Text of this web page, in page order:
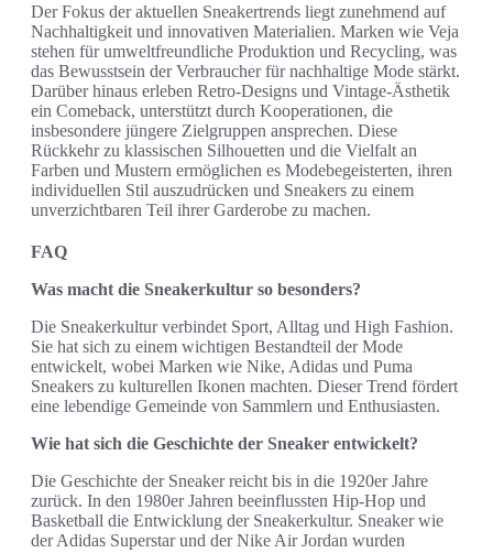
Der Fokus der aktuellen Sneakertrends liegt zunehmend auf
Nachhaltigkeit und innovativen Materialien. Marken wie Veja
stehen für umweltfreundliche Produktion und Recycling, was
das Bewusstsein der Verbraucher für nachhaltige Mode stärkt.
Darüber hinaus erleben Retro-Designs und Vintage-Ästhetik
ein Comeback, unterstützt durch Kooperationen, die
insbesondere jüngere Zielgruppen ansprechen. Diese
Rückkehr zu klassischen Silhouetten und die Vielfalt an
Farben und Mustern ermöglichen es Modebegeisterten, ihren
individuellen Stil auszudrücken und Sneakers zu einem
unverzichtbaren Teil ihrer Garderobe zu machen.
FAQ
Was macht die Sneakerkultur so besonders?
Die Sneakerkultur verbindet Sport, Alltag und High Fashion.
Sie hat sich zu einem wichtigen Bestandteil der Mode
entwickelt, wobei Marken wie Nike, Adidas und Puma
Sneakers zu kulturellen Ikonen machten. Dieser Trend fördert
eine lebendige Gemeinde von Sammlern und Enthusiasten.
Wie hat sich die Geschichte der Sneaker entwickelt?
Die Geschichte der Sneaker reicht bis in die 1920er Jahre
zurück. In den 1980er Jahren beeinflussten Hip-Hop und
Basketball die Entwicklung der Sneakerkultur. Sneaker wie
der Adidas Superstar und der Nike Air Jordan wurden